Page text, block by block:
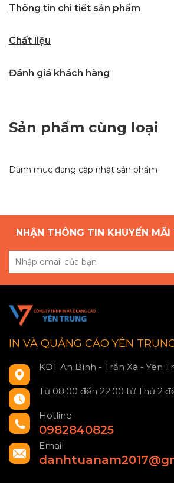
Thông tin chi tiết sản phẩm
Chất liệu
Đánh giá khách hàng
Sản phẩm cùng loại
Danh mục đang cập nhật sản phẩm
NHẬN THÔNG TIN KHUYẾN MÃI
IN VÀ QUẢNG CÁO YÊN
KĐT An Bình - Trần Xá - Yên
Từ 08:00 đến 22:00 từ Thứ 2
Hotline
0982840825
Email